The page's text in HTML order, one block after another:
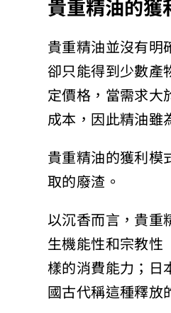
貴重精油並沒有
卻只能得到少數
定價格，當需求
成本，因此精油
貴重精油的獲利
取的廢渣。
以沉香而言，貴
生機能性和宗教
樣的消費能力；
國古代稱這種釋